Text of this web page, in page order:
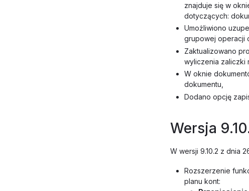
znajduje się w
dotyczących:
Umożliwiono
grupowej operacji
Zaktualizowano
wyliczenia zaliczki
W oknie
dokumentu,
Dodano opcję
Wersja
W wersji 9.10.2 z dnia
Rozszerzenie
planu kont: